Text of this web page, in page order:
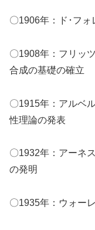
〇1906年：ド･フ
〇1908年：フリッ
合成の基礎の確立
〇1915年：アルベ
性理論の発表
〇1932年：アーネ
の発明
〇1935年：ウォー